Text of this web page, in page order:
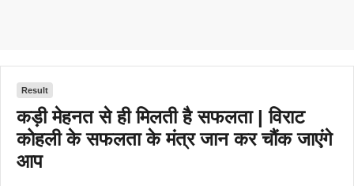
Result
कड़ी मेहनत से ही मिलती है सफलता | विराट
कोहली के सफलता के मंत्र जान कर चौंक जाएंगे
आप